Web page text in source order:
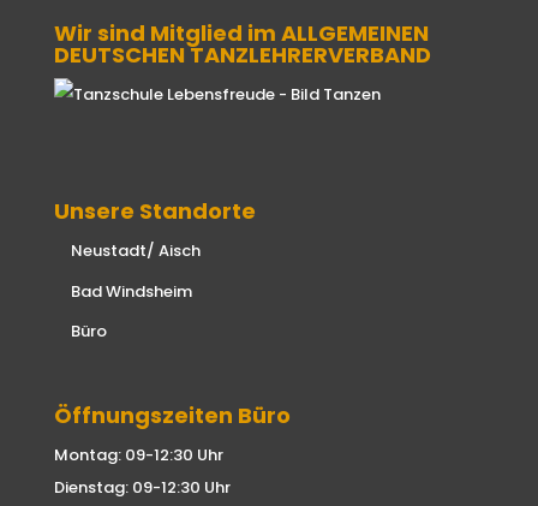
Wir sind Mitglied im ALLGEMEINEN
DEUTSCHEN TANZLEHRERVERBAND
Unsere Standorte
Neustadt/ Aisch
Bad Windsheim
Büro
Öffnungszeiten Büro
Montag: 09-12:30 Uhr
Dienstag: 09-12:30 Uhr